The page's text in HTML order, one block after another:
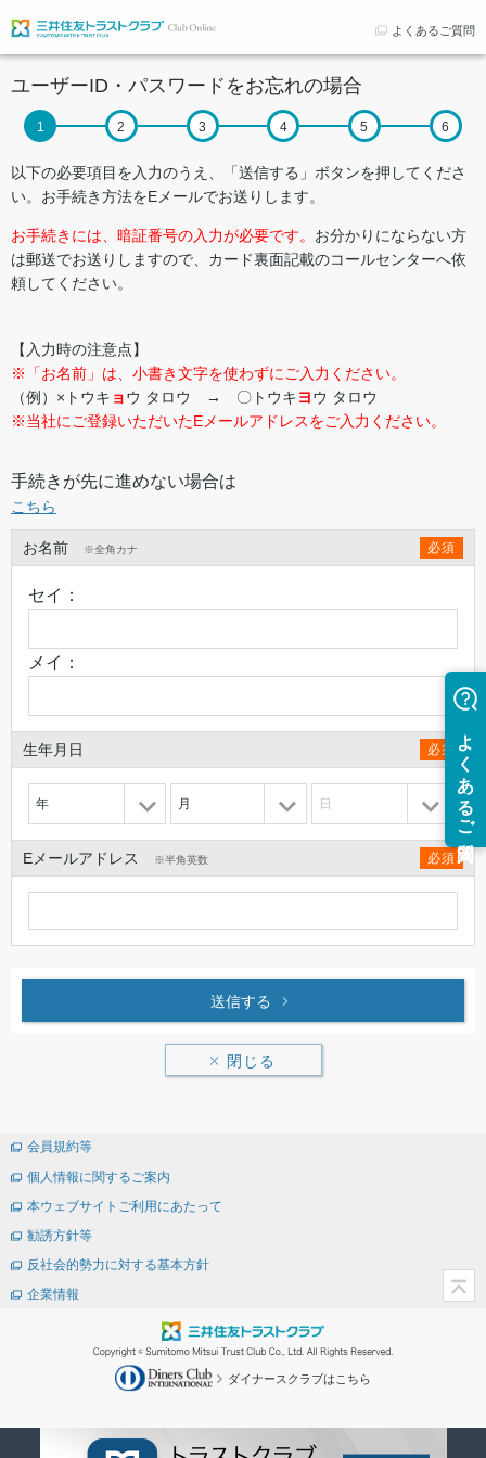
よくあるご質問
ユーザーID・パスワードをお忘れの場合
以下の必要項目を入力のうえ、「送信する」ボタンを押してくださ
い。お手続き方法をEメールでお送りします。
お手続きには、暗証番号の入力が必要です。 お分かりにならない方
は郵送でお送りしますので、カード裏面記載のコールセンターへ依
頼してください。
【入力時の注意点】
※「お名前」は、小書き文字を使わずにご入力ください。
（例）×トウキ ョウ タロウ → 〇トウキヨウ タロウ
※当社にご登録いただいたEメールアドレスをご入力ください。
手続きが先に進めない場合は
こちら
お名前 ※全角カナ 必須
セイ：
メイ：
生年月日 必須
年 月 日
Eメールアドレス ※半角英数 必須
送信する
閉じる
会員規約等
個人情報に関するご案内
本ウェブサイトご利用にあたって
勧誘方針等
反社会的勢力に対する基本方針
企業情報
ダイナースクラブはこちら